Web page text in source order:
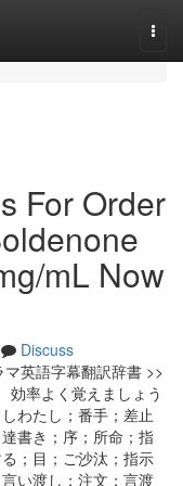
For Order
mL Now
Discuss
英語字幕翻訳辞書 >>
効率よく覚えましょう
わたし；番手；差止
書き；序；所命；指
；目；ご沙汰；指示
い渡し；注文；言渡